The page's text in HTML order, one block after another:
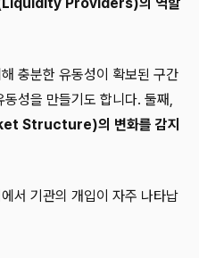
충분한 유동성이 확보된 구간
성을 만들기도 합니다. 둘째,
Structure)의 변화를 감지
서 기관의 개입이 자주 나타납